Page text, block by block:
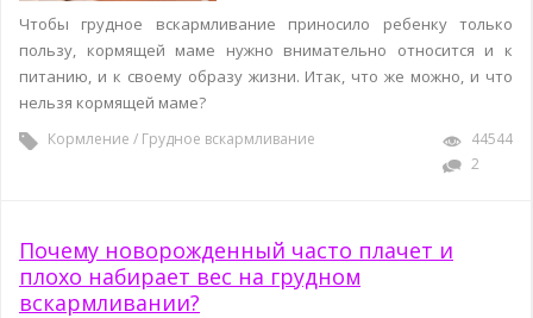
Чтобы грудное вскармливание приносило ребенку только
пользу, кормящей маме нужно внимательно относится и к
питанию, и к своему образу жизни. Итак, что же можно, и что
нельзя кормящей маме?
Кормление / Грудное вскармливание
44544
2
Почему новорожденный часто плачет и
плохо набирает вес на грудном
вскармливании?